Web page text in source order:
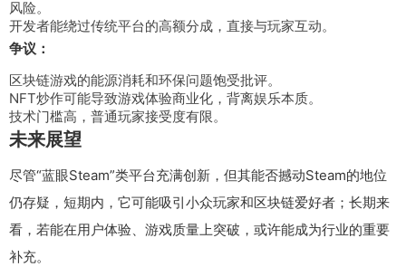
风险。
开发者能绕过传统平台的高额分成，直接与玩家互动。
争议：
区块链游戏的能源消耗和环保问题饱受批评。
NFT炒作可能导致游戏体验商业化，背离娱乐本质。
技术门槛高，普通玩家接受度有限。
未来展望
尽管“蓝眼Steam”类平台充满创新，但其能否撼动Steam的地位
仍存疑，短期内，它可能吸引小众玩家和区块链爱好者；长期来
看，若能在用户体验、游戏质量上突破，或许能成为行业的重要
补充。